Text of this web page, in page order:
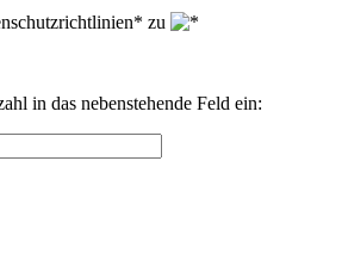
zu
in das nebenstehende Feld ein: